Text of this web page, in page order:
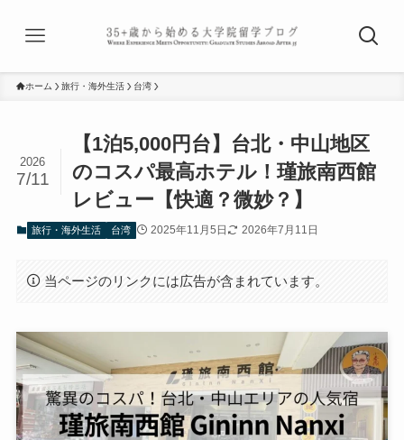
ホーム 旅行・海外生活 台湾
【1泊5,000円台】台北・中山地区
のコスパ最高ホテル！瑾旅南西館
レビュー【快適？微妙？】
2026
7/11
旅行・海外生活 台湾 2025年11月5日 2026年7月11日
当ページのリンクには広告が含まれています。